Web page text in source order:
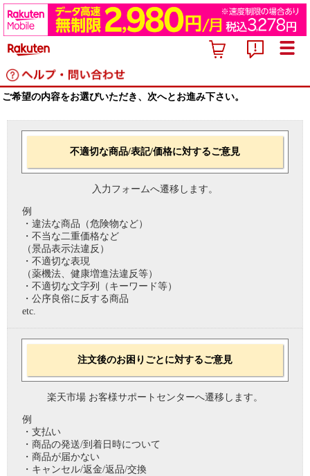
ご希望の内容をお選びいただき、次へとお進み下さい。
不適切な商品/表記/価格に対するご意見
入力フォームへ遷移します。
例
・違法な商品（危険物など）
・不当な二重価格など
（景品表示法違反）
・不適切な表現
（薬機法、健康増進法違反等）
・不適切な文字列（キーワード等）
・公序良俗に反する商品
etc.
注文後のお困りごとに対するご意見
楽天市場 お客様サポートセンターへ遷移します。
例
・支払い
・商品の発送/到着日時について
・商品が届かない
・キャンセル/返金/返品/交換